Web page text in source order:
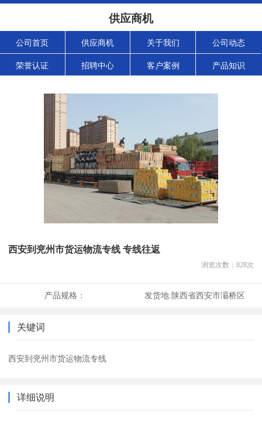
供应商机
公司首页 供应商机 关于我们 公司动态
荣誉认证 招聘中心 客户案例 产品知识
西安到兖州市货运物流专线 专线往返
浏览次数： 828次
产品规格： 发货地:陕西省西安市灞桥区
关键词
西安到兖州市货运物流专线
详细说明